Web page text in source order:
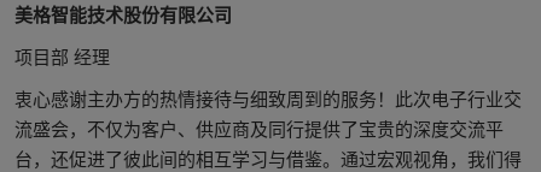
美格智能技术股份有限公司
项目部 经理
衷心感谢主办方的热情接待与细致周到的服务！此次电子行业交
流盛会，不仅为客户、供应商及同行提供了宝贵的深度交流平
台，还促进了彼此间的相互学习与借鉴。通过宏观视角，我们得